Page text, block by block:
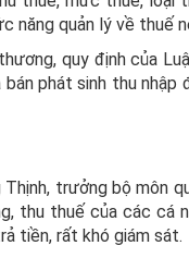
năng quản lý về thuế
quy định của
phát sinh thu
trưởng bộ môn
thu thuế của các cá
tiền, rất khó giám sát.